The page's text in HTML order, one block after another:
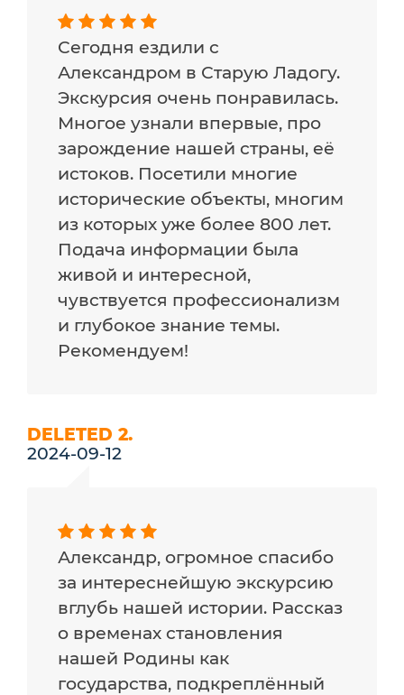
Сегодня ездили с
Александром в Старую Ладогу.
Экскурсия очень понравилась.
Многое узнали впервые, про
зарождение нашей страны, её
истоков. Посетили многие
исторические объекты, многим
из которых уже более 800 лет.
Подача информации была
живой и интересной,
чувствуется профессионализм
и глубокое знание темы.
Рекомендуем!
DELETED 2.
2024-09-12
Александр, огромное спасибо
за интереснейшую экскурсию
вглубь нашей истории. Рассказ
о временах становления
нашей Родины как
государства, подкреплённый